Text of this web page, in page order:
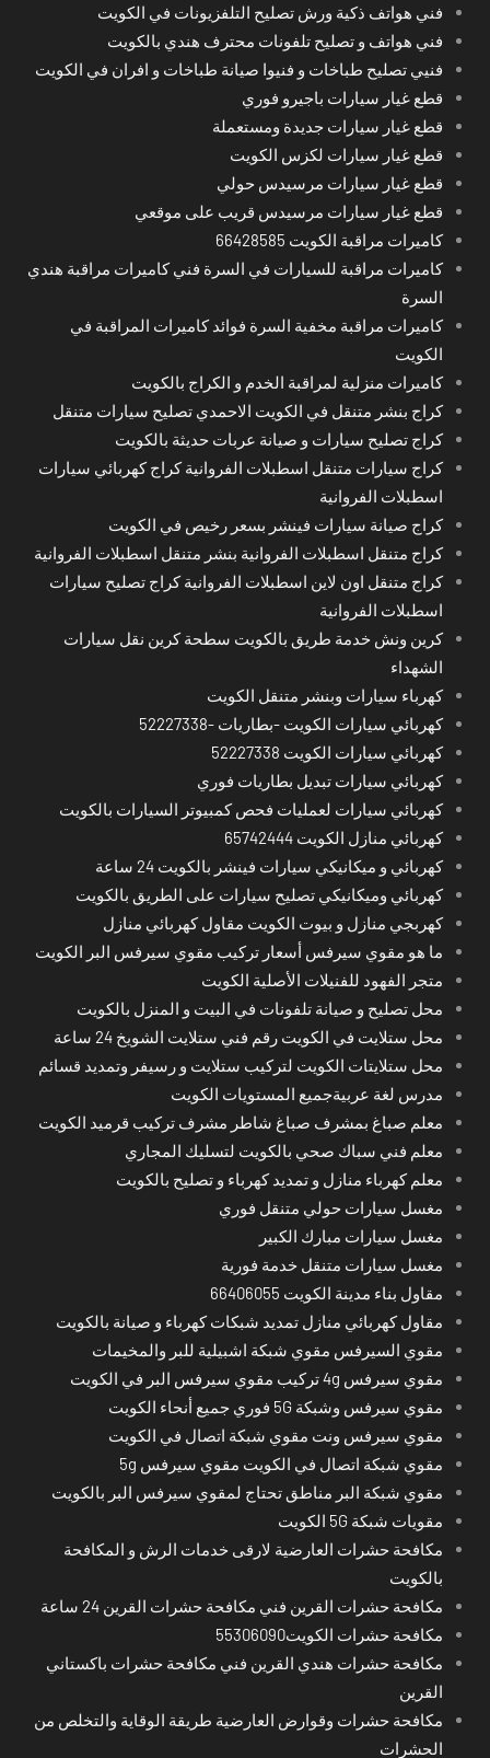
فني هواتف ذكية ورش تصليح التلفزيونات في الكويت
فني هواتف و تصليح تلفونات محترف هندي بالكويت
فنيي تصليح طباخات و فنيوا صيانة طباخات و افران في الكويت
قطع غيار سيارات باجيرو فوري
قطع غيار سيارات جديدة ومستعملة
قطع غيار سيارات لكزس الكويت
قطع غيار سيارات مرسيدس حولي
قطع غيار سيارات مرسيدس قريب على موقعي
كاميرات مراقبة الكويت 66428585
كاميرات مراقبة للسيارات في السرة فني كاميرات مراقبة هندي
السرة
كاميرات مراقبة مخفية السرة فوائد كاميرات المراقبة في
الكويت
كاميرات منزلية لمراقبة الخدم و الكراج بالكويت
كراج بنشر متنقل في الكويت الاحمدي تصليح سيارات متنقل
كراج تصليح سيارات و صيانة عربات حديثة بالكويت
كراج سيارات متنقل اسطبلات الفروانية كراج كهربائي سيارات
اسطبلات الفروانية
كراج صيانة سيارات فينشر بسعر رخيص في الكويت
كراج متنقل اسطبلات الفروانية بنشر متنقل اسطبلات الفروانية
كراج متنقل اون لاين اسطبلات الفروانية كراج تصليح سيارات
اسطبلات الفروانية
كرين ونش خدمة طريق بالكويت سطحة كرين نقل سيارات
الشهداء
كهرباء سيارات وبنشر متنقل الكويت
كهربائي سيارات الكويت -بطاريات -52227338
كهربائي سيارات الكويت 52227338
كهربائي سيارات تبديل بطاريات فوري
كهربائي سيارات لعمليات فحص كمبيوتر السيارات بالكويت
كهربائي منازل الكويت 65742444
كهربائي و ميكانيكي سيارات فينشر بالكويت 24 ساعة
كهربائي وميكانيكي تصليح سيارات على الطريق بالكويت
كهربجي منازل و بيوت الكويت مقاول كهربائي منازل
ما هو مقوي سيرفس أسعار تركيب مقوي سيرفس البر الكويت
متجر الفهود للفنيلات الأصلية الكويت
محل تصليح و صيانة تلفونات في البيت و المنزل بالكويت
محل ستلايت في الكويت رقم فني ستلايت الشويخ 24 ساعة
محل ستلايتات الكويت لتركيب ستلايت و رسيفر وتمديد قسائم
مدرس لغة عربيةجميع المستويات الكويت
معلم صباغ بمشرف صباغ شاطر مشرف تركيب قرميد الكويت
معلم فني سباك صحي بالكويت لتسليك المجاري
معلم كهرباء منازل و تمديد كهرباء و تصليح بالكويت
مغسل سيارات حولي متنقل فوري
مغسل سيارات مبارك الكبير
مغسل سيارات متنقل خدمة فورية
مقاول بناء مدينة الكويت 66406055
مقاول كهربائي منازل تمديد شبكات كهرباء و صيانة بالكويت
مقوي السيرفس مقوي شبكة اشبيلية للبر والمخيمات
مقوي سيرفس 4g تركيب مقوي سيرفس البر في الكويت
مقوي سيرفس وشبكة 5G فوري جميع أنحاء الكويت
مقوي سيرفس ونت مقوي شبكة اتصال في الكويت
مقوي شبكة اتصال في الكويت مقوي سيرفس 5g
مقوي شبكة البر مناطق تحتاج لمقوي سيرفس البر بالكويت
مقويات شبكة 5G الكويت
مكافحة حشرات العارضية لارقى خدمات الرش و المكافحة
بالكويت
مكافحة حشرات القرين فني مكافحة حشرات القرين 24 ساعة
مكافحة حشرات الكويت55306090
مكافحة حشرات هندي القرين فني مكافحة حشرات باكستاني
القرين
مكافحة حشرات وقوارض العارضية طريقة الوقاية والتخلص من
الحشرات